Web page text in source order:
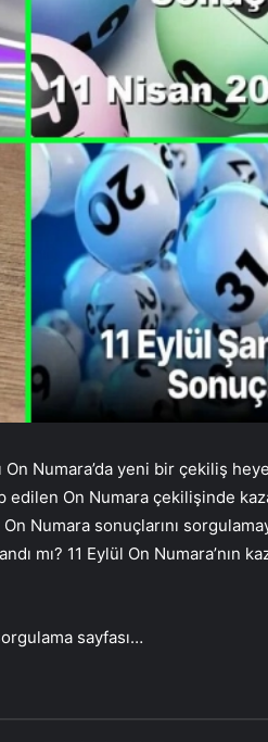
Numara’da yeni bir çekiliş
On Numara çekilişinde
Numara sonuçlarını
mı? 11 Eylül On Numara’nın
sayfası…